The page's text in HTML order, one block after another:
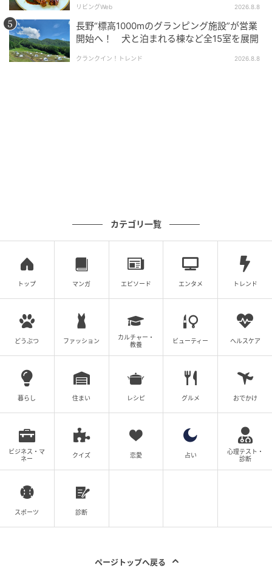
販売コーナーやワークショップも
販売コーナーでは、昆虫の生体販売はもちろん、初心
イベントの開催概要
「第2回 夏休み！ふれあい昆虫ランド」の入場料は、
当日は大人(中学生以上)1,000円、こども(3歳～小学校
6年生)700円。前売は大人800円、こども600円。3歳
未満は保護者同伴必須の上で入場無料だ。前売券の販
売期間は7月28日(火)までで、星ヶ丘三越5階のこども
服カウンター、各プレイガイドで販売している。
障がい者手帳保有者は、当日料金の半額(要証明書・本
人と介護者2名まで適用)で入場できるので、会場窓口
なおチケットは当日に限り再入場可。
今年の夏は、親子で「第2回 夏休み！ふれあい昆虫ラ
■第2回 夏休み！ふれあい昆虫ランド 開催日時：7月
29日(水)～8月17日(月)10:00～17:30(最終日は16:00ま
越 8階催物会場 住所：愛知県名古屋市千種区星が丘元
リビングWeb 2026.8.8
長野“標高1000mのグランピング施設”が営業
開始へ！ 犬と泊まれる棟など全15室を展開
クランクイン！トレンド 2026.8.8
カテゴリ一覧
トップ マンガ エピソード エンタメ トレンド
どうぶつ ファッション
カルチャー・
教養
ビューティー ヘルスケア
暮らし 住まい レシピ グルメ おでかけ
ビジネス・マ
ネー
クイズ 恋愛 占い
心理テスト・
診断
スポーツ 診断
ページトップへ戻る